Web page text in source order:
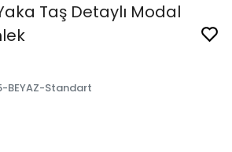
Taş Detaylı Modal
BEYAZ-Standart